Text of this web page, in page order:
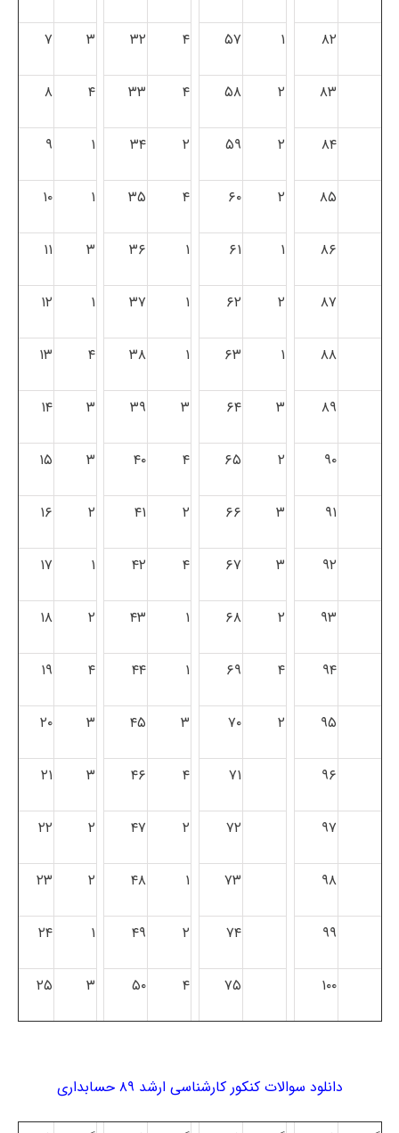
۸۲ ۱ ۵۷ ۴ ۳۲ ۳ ۷
۸۳ ۲ ۵۸ ۴ ۳۳ ۴ ۸
۸۴ ۲ ۵۹ ۲ ۳۴ ۱ ۹
۸۵ ۲ ۶۰ ۴ ۳۵ ۱ ۱۰
۸۶ ۱ ۶۱ ۱ ۳۶ ۳ ۱۱
۸۷ ۲ ۶۲ ۱ ۳۷ ۱ ۱۲
۸۸ ۱ ۶۳ ۱ ۳۸ ۴ ۱۳
۸۹ ۳ ۶۴ ۳ ۳۹ ۳ ۱۴
۹۰ ۲ ۶۵ ۴ ۴۰ ۳ ۱۵
۹۱ ۳ ۶۶ ۲ ۴۱ ۲ ۱۶
۹۲ ۳ ۶۷ ۴ ۴۲ ۱ ۱۷
۹۳ ۲ ۶۸ ۱ ۴۳ ۲ ۱۸
۹۴ ۴ ۶۹ ۱ ۴۴ ۴ ۱۹
۹۵ ۲ ۷۰ ۳ ۴۵ ۳ ۲۰
۹۶ ۷۱ ۴ ۴۶ ۳ ۲۱
۹۷ ۷۲ ۲ ۴۷ ۲ ۲۲
۹۸ ۷۳ ۱ ۴۸ ۲ ۲۳
۹۹ ۷۴ ۲ ۴۹ ۱ ۲۴
۱۰۰ ۷۵ ۴ ۵۰ ۳ ۲۵
دانلود سوالات کنکور کارشناسی ارشد ۸۹ حسابداری